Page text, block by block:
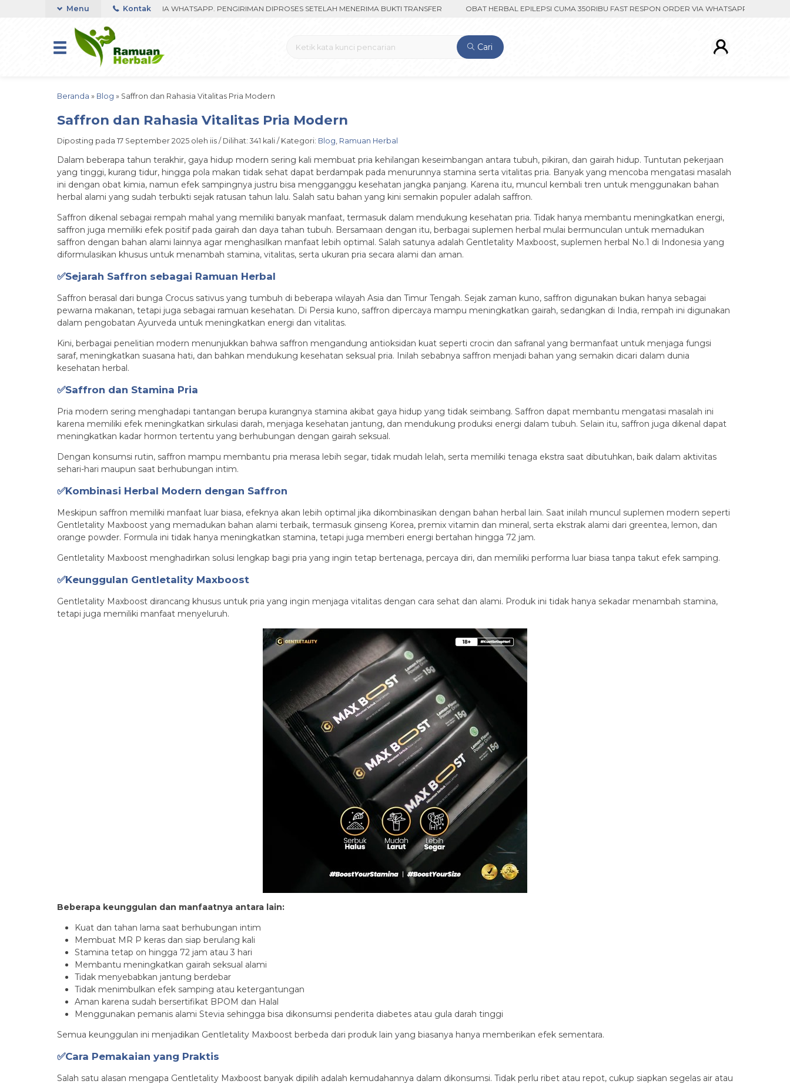
350RIBU FAST RESPON ORDER VIA WHATSAPP. PENGIRIMAN DIPROSES SETELAH MENERIMA BUKTI TRANSFER OBAT HERBAL EPILEPSI CUMA 350RIBU FAST RESPON ORDER VIA WHATSAPP. PENGIRIMAN
Menu Kontak
Cari
Beranda » Blog » Saffron dan Rahasia Vitalitas Pria Modern
Saffron dan Rahasia Vitalitas Pria Modern
Diposting pada 17 September 2025 oleh iis / Dilihat: 341 kali / Kategori: Blog, Ramuan Herbal
Dalam beberapa tahun terakhir, gaya hidup modern sering kali membuat pria kehilangan keseimbangan antara tubuh, pikiran, dan gairah hidup. Tuntutan pekerjaan
yang tinggi, kurang tidur, hingga pola makan tidak sehat dapat berdampak pada menurunnya stamina serta vitalitas pria. Banyak yang mencoba mengatasi masalah
ini dengan obat kimia, namun efek sampingnya justru bisa mengganggu kesehatan jangka panjang. Karena itu, muncul kembali tren untuk menggunakan bahan
herbal alami yang sudah terbukti sejak ratusan tahun lalu. Salah satu bahan yang kini semakin populer adalah saffron.
Saffron dikenal sebagai rempah mahal yang memiliki banyak manfaat, termasuk dalam mendukung kesehatan pria. Tidak hanya membantu meningkatkan energi,
saffron juga memiliki efek positif pada gairah dan daya tahan tubuh. Bersamaan dengan itu, berbagai suplemen herbal mulai bermunculan untuk memadukan
saffron dengan bahan alami lainnya agar menghasilkan manfaat lebih optimal. Salah satunya adalah Gentletality Maxboost, suplemen herbal No.1 di Indonesia yang
diformulasikan khusus untuk menambah stamina, vitalitas, serta ukuran pria secara alami dan aman.
✅Sejarah Saffron sebagai Ramuan Herbal
Saffron berasal dari bunga Crocus sativus yang tumbuh di beberapa wilayah Asia dan Timur Tengah. Sejak zaman kuno, saffron digunakan bukan hanya sebagai
pewarna makanan, tetapi juga sebagai ramuan kesehatan. Di Persia kuno, saffron dipercaya mampu meningkatkan gairah, sedangkan di India, rempah ini digunakan
dalam pengobatan Ayurveda untuk meningkatkan energi dan vitalitas.
Kini, berbagai penelitian modern menunjukkan bahwa saffron mengandung antioksidan kuat seperti crocin dan safranal yang bermanfaat untuk menjaga fungsi
saraf, meningkatkan suasana hati, dan bahkan mendukung kesehatan seksual pria. Inilah sebabnya saffron menjadi bahan yang semakin dicari dalam dunia
kesehatan herbal.
✅Saffron dan Stamina Pria
Pria modern sering menghadapi tantangan berupa kurangnya stamina akibat gaya hidup yang tidak seimbang. Saffron dapat membantu mengatasi masalah ini
karena memiliki efek meningkatkan sirkulasi darah, menjaga kesehatan jantung, dan mendukung produksi energi dalam tubuh. Selain itu, saffron juga dikenal dapat
meningkatkan kadar hormon tertentu yang berhubungan dengan gairah seksual.
Dengan konsumsi rutin, saffron mampu membantu pria merasa lebih segar, tidak mudah lelah, serta memiliki tenaga ekstra saat dibutuhkan, baik dalam aktivitas
sehari-hari maupun saat berhubungan intim.
✅Kombinasi Herbal Modern dengan Saffron
Meskipun saffron memiliki manfaat luar biasa, efeknya akan lebih optimal jika dikombinasikan dengan bahan herbal lain. Saat inilah muncul suplemen modern seperti
Gentletality Maxboost yang memadukan bahan alami terbaik, termasuk ginseng Korea, premix vitamin dan mineral, serta ekstrak alami dari greentea, lemon, dan
orange powder. Formula ini tidak hanya meningkatkan stamina, tetapi juga memberi energi bertahan hingga 72 jam.
Gentletality Maxboost menghadirkan solusi lengkap bagi pria yang ingin tetap bertenaga, percaya diri, dan memiliki performa luar biasa tanpa takut efek samping.
✅Keunggulan Gentletality Maxboost
Gentletality Maxboost dirancang khusus untuk pria yang ingin menjaga vitalitas dengan cara sehat dan alami. Produk ini tidak hanya sekadar menambah stamina,
tetapi juga memiliki manfaat menyeluruh.
Beberapa keunggulan dan manfaatnya antara lain:
Kuat dan tahan lama saat berhubungan intim
Membuat MR P keras dan siap berulang kali
Stamina tetap on hingga 72 jam atau 3 hari
Membantu meningkatkan gairah seksual alami
Tidak menyebabkan jantung berdebar
Tidak menimbulkan efek samping atau ketergantungan
Aman karena sudah bersertifikat BPOM dan Halal
Menggunakan pemanis alami Stevia sehingga bisa dikonsumsi penderita diabetes atau gula darah tinggi
Semua keunggulan ini menjadikan Gentletality Maxboost berbeda dari produk lain yang biasanya hanya memberikan efek sementara.
✅Cara Pemakaian yang Praktis
Salah satu alasan mengapa Gentletality Maxboost banyak dipilih adalah kemudahannya dalam dikonsumsi. Tidak perlu ribet atau repot, cukup siapkan segelas air atau